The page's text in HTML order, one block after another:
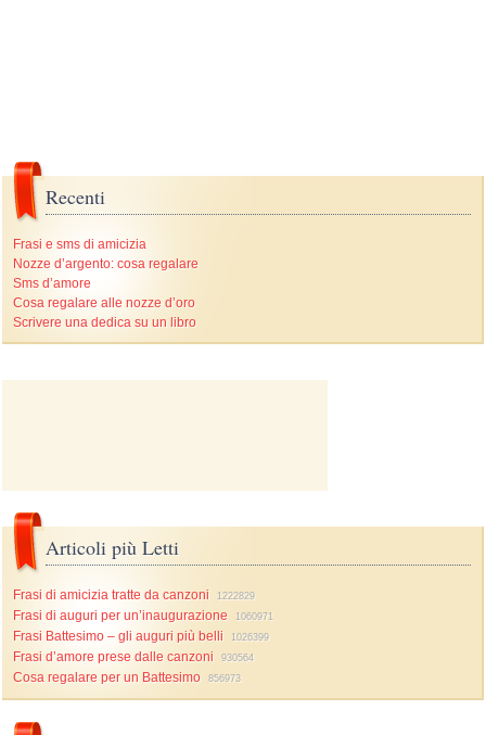
Recenti
Frasi e sms di amicizia
Nozze d’argento: cosa regalare
Sms d’amore
Cosa regalare alle nozze d’oro
Scrivere una dedica su un libro
Articoli più Letti
Frasi di amicizia tratte da canzoni 1222829
Frasi di auguri per un’inaugurazione 1060971
Frasi Battesimo – gli auguri più belli 1026399
Frasi d’amore prese dalle canzoni 930564
Cosa regalare per un Battesimo 856973